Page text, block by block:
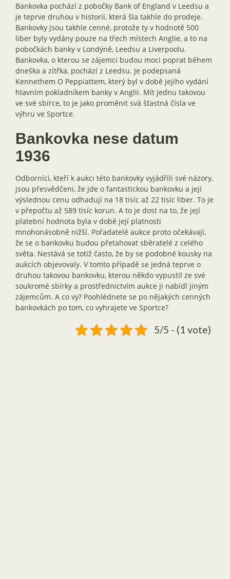
Bankovka pochází z pobočky Bank of England v Leedsu a
je teprve druhou v historii, která šla takhle do prodeje.
Bankovky jsou takhle cenné, protože ty v hodnotě 500
liber byly vydány pouze na třech místech Anglie, a to na
pobočkách banky v Londýně, Leedsu a Liverpoolu.
Bankovka, o kterou se zájemci budou moci poprat během
dneška a zítřka, pochází z Leedsu. Je podepsaná
Kennethem O Peppiattem, který byl v době jejího vydání
hlavním pokladníkem banky v Anglii. Mít jednu takovou
ve své sbírce, to je jako proměnit svá šťastná čísla ve
výhru ve Sportce.
Bankovka nese datum
1936
Odborníci, kteří k aukci této bankovky vyjádřili své názory,
jsou přesvědčeni, že jde o fantastickou bankovku a její
výslednou cenu odhadují na 18 tisíc až 22 tisíc liber. To je
v přepočtu až 589 tisíc korun. A to je dost na to, že její
platební hodnota byla v době její platnosti
mnohonásobně nižší. Pořadatelé aukce proto očekávají,
že se o bankovku budou přetahovat sběratelé z celého
světa. Nestává se totiž často, že by se podobné kousky na
aukcích objevovaly. V tomto případě se jedná teprve o
druhou takovou bankovku, kterou někdo vypustil ze své
soukromé sbírky a prostřednictvím aukce ji nabídl jiným
zájemcům. A co vy? Poohlédnete se po nějakých cenných
bankovkách po tom, co vyhrajete ve Sportce?
5/5 - (1 vote)